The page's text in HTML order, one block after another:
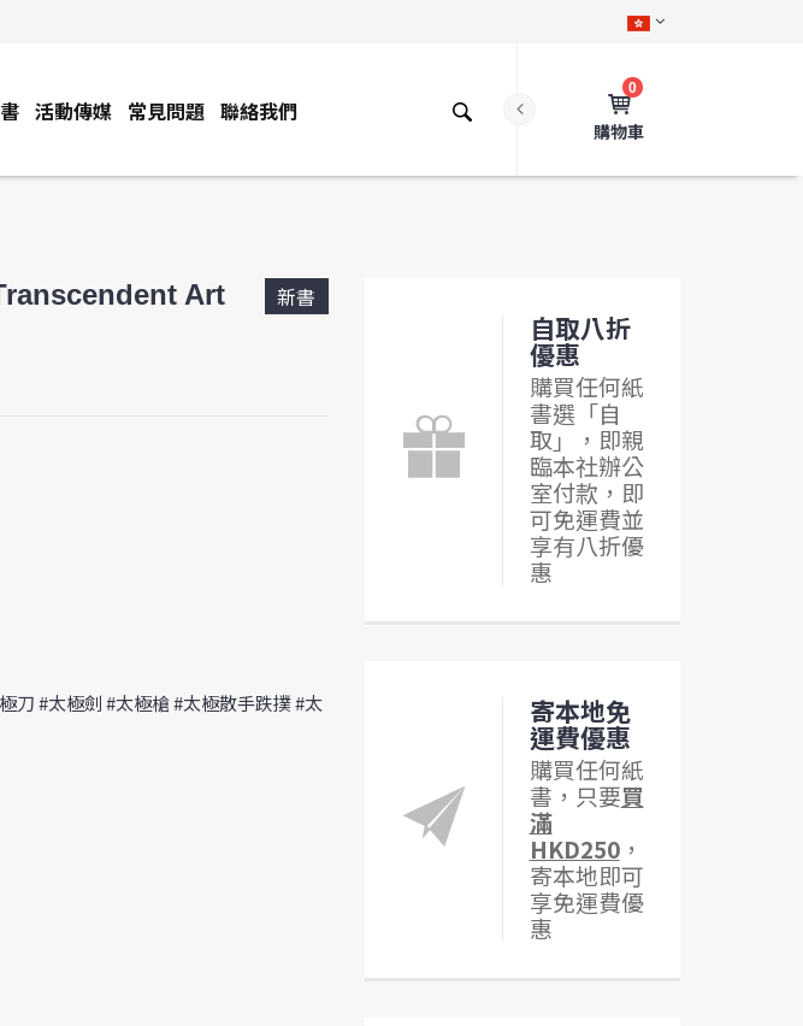
0
購物車
活動傳媒 常見問題 聯絡我們
Art
新書
刀 #太極劍 #太極槍 #太極散手跌撲 #太
自取八折
優惠
購買任何紙
書選「自
取」，即親
臨本社辦公
室付款，即
可免運費並
享有八折優
惠
寄本地免
運費優惠
購買任何紙
書，只要買
滿
HKD250，
寄本地即可
享免運費優
惠